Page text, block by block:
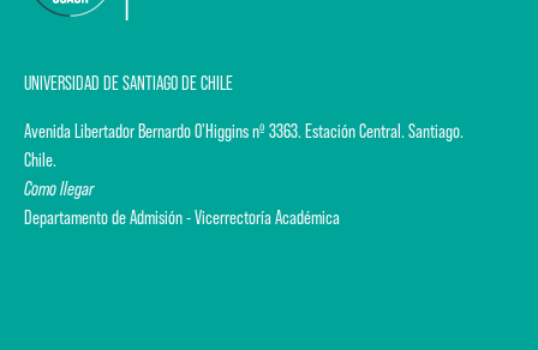
UNIVERSIDAD DE SANTIAGO DE CHILE
Avenida Libertador Bernardo O'Higgins nº 3363. Estación Central. Santiago.
Chile.
Como llegar
Departamento de Admisión - Vicerrectoría Académica